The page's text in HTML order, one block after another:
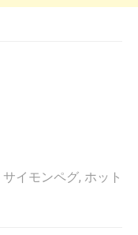
サイモンペグ, ホット